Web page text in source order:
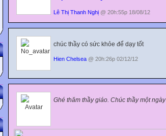
Lê Thị Thanh Nghị @ 20h:55p 18/08/12
chúc thầy có sức khỏe để dạy tốt
Hien Chelsea @ 20h:26p 02/12/12
Ghé thăm thầygiáo. Chúc thầy một